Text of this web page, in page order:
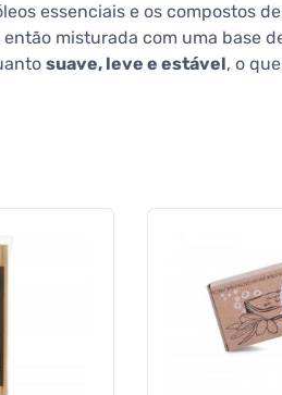
essenciais e os compostos
misturada com uma base
suave, leve e estável, o